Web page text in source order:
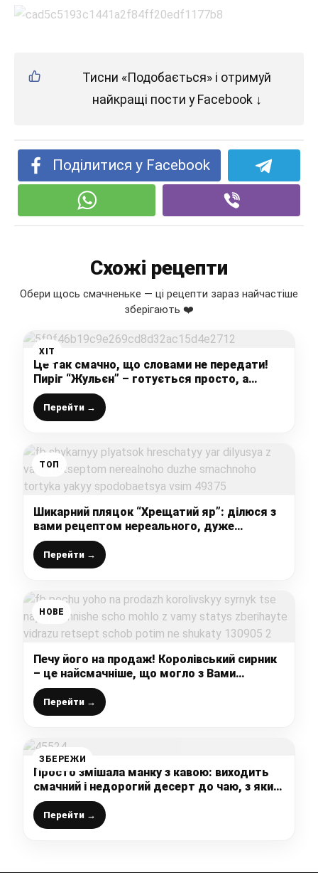
Тисни «Подобається» і отримуй
найкращі пости у Facebook ↓
Поділитися у Facebook
Схожі рецепти
Обери щось смачненьке — ці рецепти зараз найчастіше
зберігають ❤️
ХІТ
Це так смачно, що словами не передати!
Пиріг “Жульєн” – готується просто, а
з’їдається миттєво!
Перейти →
ТОП
Шикарний пляцок “Хрещатий яр”: ділюся з
вами рецептом нереального, дуже
смачного тортика, який сподобається всім
Перейти →
НОВЕ
Печу його на продаж! Королівський сирник
– це найсмачніше, що могло з Вами
статись! Зберігайте відразу рецепт, щоб
потім не шукати!
Перейти →
ЗБЕРЕЖИ
Просто змішала манку з кавою: виходить
смачний і недорогий десерт до чаю, з яким
впорається кожна господиня
Перейти →